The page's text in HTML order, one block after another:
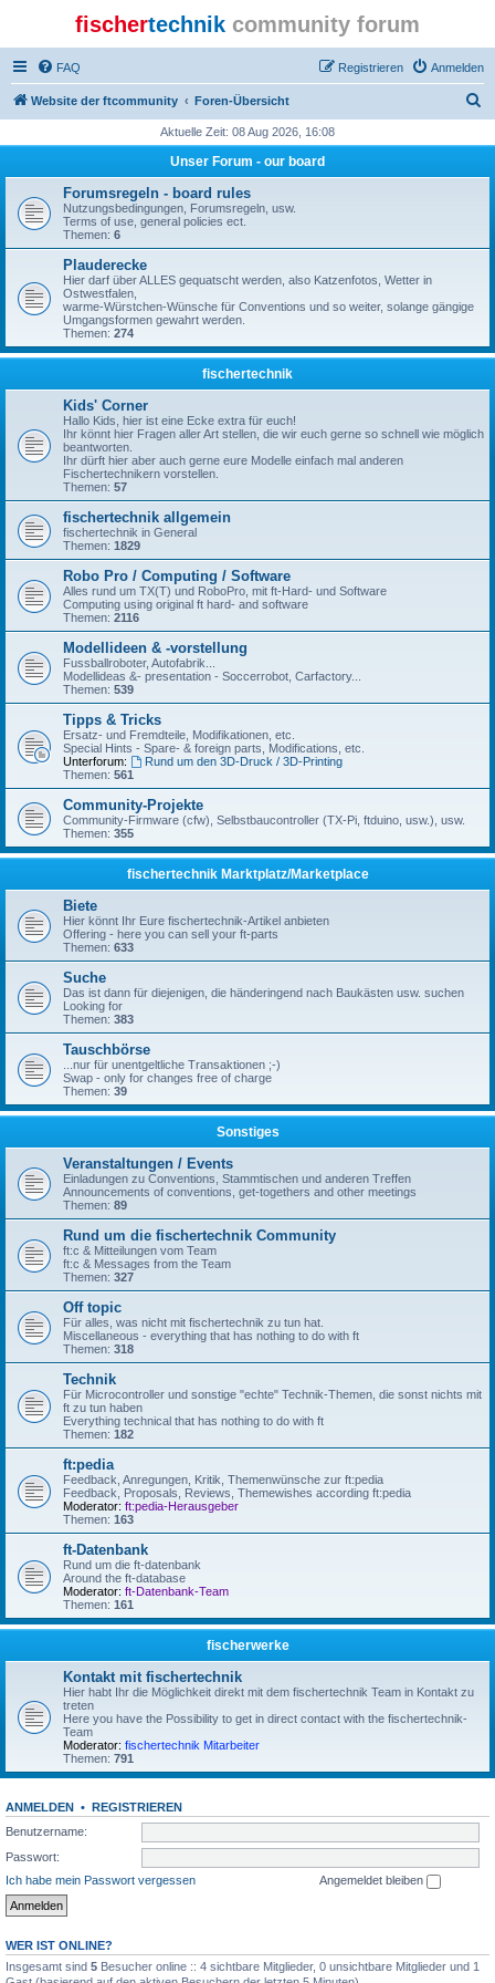
fischertechnik community forum
FAQ Anmelden
Registrieren
Website der ftcommunity Foren-Übersicht
h
Aktuelle Zeit: 08 Aug 2026, 16:08
Unser Forum - our board
Forumsregeln - board rules
Nutzungsbedingungen, Forumsregeln, usw.
Terms of use, general policies ect.
Themen: 6
Plauderecke
Hier darf über ALLES gequatscht werden, also Katzenfotos, Wetter in
Ostwestfalen,
warme-Würstchen-Wünsche für Conventions und so weiter, solange gängige
Umgangsformen gewahrt werden.
Themen: 274
fischertechnik
Kids' Corner
Hallo Kids, hier ist eine Ecke extra für euch!
Ihr könnt hier Fragen aller Art stellen, die wir euch gerne so schnell wie möglich
beantworten.
Ihr dürft hier aber auch gerne eure Modelle einfach mal anderen
Fischertechnikern vorstellen.
Themen: 57
fischertechnik allgemein
fischertechnik in General
Themen: 1829
Robo Pro / Computing / Software
Alles rund um TX(T) und RoboPro, mit ft-Hard- und Software
Computing using original ft hard- and software
Themen: 2116
Modellideen & -vorstellung
Fussballroboter, Autofabrik...
Modellideas &- presentation - Soccerrobot, Carfactory...
Themen: 539
Tipps & Tricks
Ersatz- und Fremdteile, Modifikationen, etc.
Special Hints - Spare- & foreign parts, Modifications, etc.
Unterforum:
Rund um den 3D-Druck / 3D-Printing
Themen: 561
Community-Projekte
Community-Firmware (cfw), Selbstbaucontroller (TX-Pi, ftduino, usw.), usw.
Themen: 355
fischertechnik Marktplatz/Marketplace
Biete
Hier könnt Ihr Eure fischertechnik-Artikel anbieten
Offering - here you can sell your ft-parts
Themen: 633
Suche
Das ist dann für diejenigen, die händeringend nach Baukästen usw. suchen
Looking for
Themen: 383
Tauschbörse
...nur für unentgeltliche Transaktionen ;-)
Swap - only for changes free of charge
Themen: 39
Sonstiges
Veranstaltungen / Events
Einladungen zu Conventions, Stammtischen und anderen Treffen
Announcements of conventions, get-togethers and other meetings
Themen: 89
Rund um die fischertechnik Community
ft:c & Mitteilungen vom Team
ft:c & Messages from the Team
Themen: 327
Off topic
Für alles, was nicht mit fischertechnik zu tun hat.
Miscellaneous - everything that has nothing to do with ft
Themen: 318
Technik
Für Microcontroller und sonstige "echte" Technik-Themen, die sonst nichts mit
ft zu tun haben
Everything technical that has nothing to do with ft
Themen: 182
ft:pedia
Feedback, Anregungen, Kritik, Themenwünsche zur ft:pedia
Feedback, Proposals, Reviews, Themewishes according ft:pedia
Moderator: ft:pedia-Herausgeber
Themen: 163
ft-Datenbank
Rund um die ft-datenbank
Around the ft-database
Moderator: ft-Datenbank-Team
Themen: 161
fischerwerke
Kontakt mit fischertechnik
Hier habt Ihr die Möglichkeit direkt mit dem fischertechnik Team in Kontakt zu
treten
Here you have the Possibility to get in direct contact with the fischertechnik-
Team
Moderator: fischertechnik Mitarbeiter
Themen: 791
ANMELDEN • REGISTRIEREN
Benutzername:
Passwort:
Ich habe mein Passwort vergessen
Angemeldet bleiben
WER IST ONLINE?
Insgesamt sind 5 Besucher online :: 4 sichtbare Mitglieder, 0 unsichtbare Mitglieder und 1